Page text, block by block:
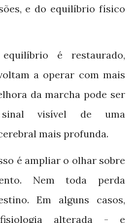
e do equilíbrio físico
é restaurado,
a operar com mais
da marcha pode ser
visível de uma
mais profunda.
é ampliar o olhar sobre
Nem toda perda
Em alguns casos,
alterada - e